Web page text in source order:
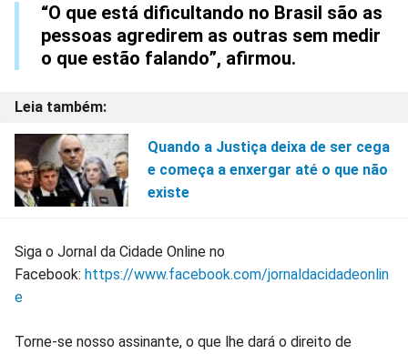
“O que está dificultando no Brasil são as
pessoas agredirem as outras sem medir
o que estão falando”, afirmou.
Quando a Justiça deixa de ser cega
e começa a enxergar até o que não
existe
Siga o Jornal da Cidade Online no
Facebook: https://www.facebook.com/jornaldacidadeonlin
e
Torne-se nosso assinante, o que lhe dará o direito de